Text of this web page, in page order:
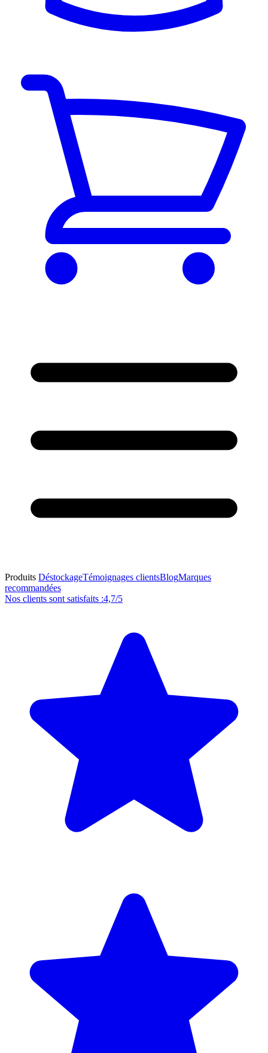
Produits DéstockageTémoignages clientsBlogMarques
recommandées
Nos clients sont satisfaits :4,7/5